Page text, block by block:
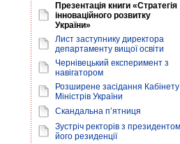
Презентація книги «Стратегія
інноваційного розвитку
України»
Лист заступнику директора
департаменту вищої освіти
Чернівецький експеримент з
навігатором
Розширене засідання Кабінету
Міністрів України
Скандальна п’ятниця
Зустріч ректорів з
його резиденції